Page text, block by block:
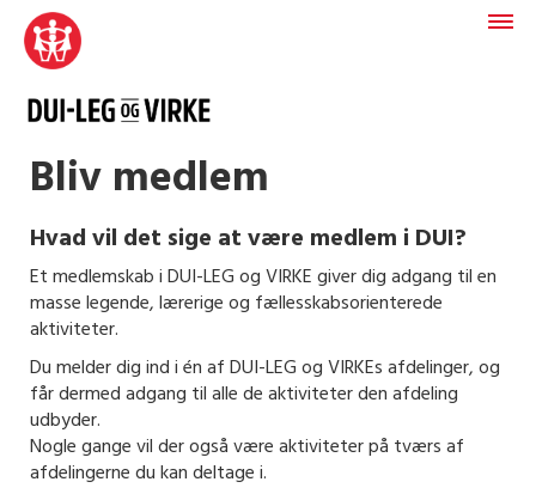
Bliv medlem
Hvad vil det sige at være medlem i DUI?
Et medlemskab i DUI-LEG og VIRKE giver dig adgang til en
masse legende, lærerige og fællesskabsorienterede
aktiviteter.
Du melder dig ind i én af DUI-LEG og VIRKEs afdelinger, og
får dermed adgang til alle de aktiviteter den afdeling
udbyder.
Nogle gange vil der også være aktiviteter på tværs af
afdelingerne du kan deltage i.